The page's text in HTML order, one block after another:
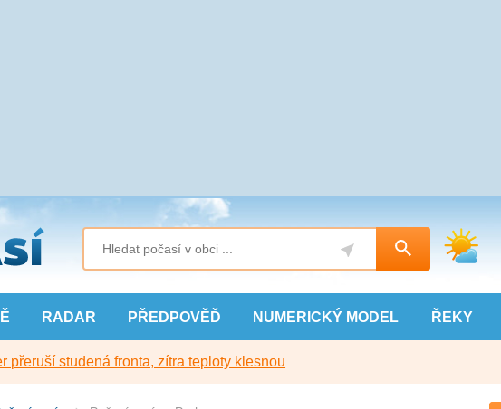
RADAR PŘEDPOVĚĎ NUMERICKÝ MODEL ŘEKY
přeruší studená fronta, zítra teploty klesnou